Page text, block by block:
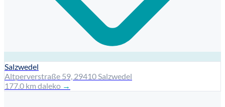
Salzwedel
Altperverstraße 59, 29410 Salzwedel
177.0 km daleko →